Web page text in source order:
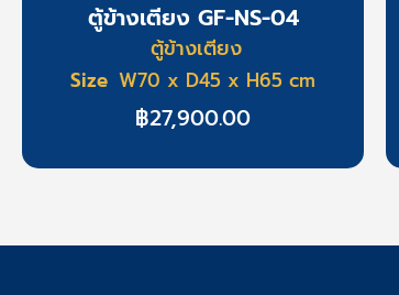
ตู้ข้างเตียง GF-NS-04
ตู้ข้างเตียง
Size W70 x D45 x H65 cm
฿27,900.00